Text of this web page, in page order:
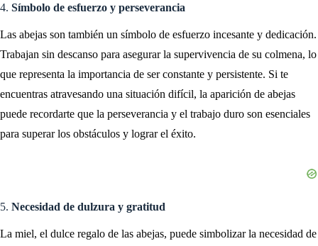
4. Símbolo de esfuerzo y perseverancia
Las abejas son también un símbolo de esfuerzo incesante y dedicación.
Trabajan sin descanso para asegurar la supervivencia de su colmena, lo
que representa la importancia de ser constante y persistente. Si te
encuentras atravesando una situación difícil, la aparición de abejas
puede recordarte que la perseverancia y el trabajo duro son esenciales
para superar los obstáculos y lograr el éxito.
5. Necesidad de dulzura y gratitud
La miel, el dulce regalo de las abejas, puede simbolizar la necesidad de